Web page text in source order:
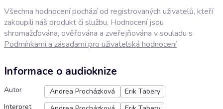
Všechna hodnocení pochází od registrovaných uživatelů, kteří
zakoupili náš produkt či službu. Hodnocení jsou
shromažďována, ověřována a zveřejňována v souladu s
Podmínkami a zásadami pro uživatelská hodnocení
Informace o audioknize
Autor Andrea Procházková
Erik Tabery
Interpret